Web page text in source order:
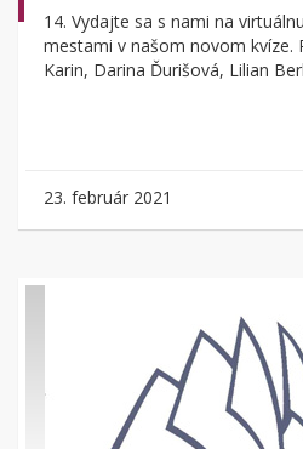
14. Vydajte sa s nami na
mestami v našom novom kvíze.
Karin, Darina Ďurišová, Lilian
23. február 2021